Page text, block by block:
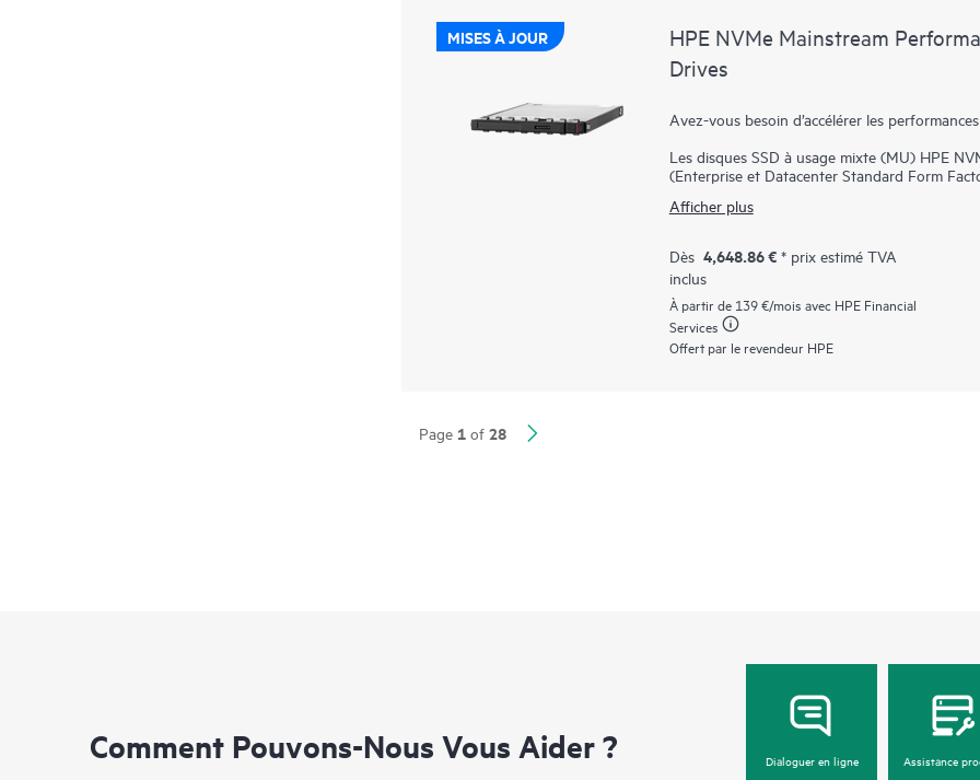
MISES À JOUR
HPE NVMe Mainstream
Drives
Avez-vous besoin d’accélérer les
Les disques SSD à usage mixte (MU) HPE
(Enterprise et Datacenter Standard Form
haut niveau de performance et d’endurance
d’E/S et réduire la latence.
Les baies SSD HPE NVMe Performance de
constituent des disques de datacenter
endurance accrues dans une conception
élevée des bus PCIe Gen5 dans certains
nécessitent d’excellents rapports d’IOPS par
Afficher plus
Dès 4,648.86 € * prix estimé TVA
inclus
À partir de 139 €/mois avec HPE Financial
Services
Offert par le revendeur HPE
Page 1 of 28
Comment Pouvons-Nous Vous Aider ? Dialoguer en ligne Assistance